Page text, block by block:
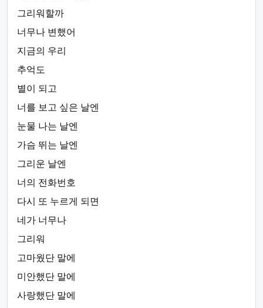
그리워할까
너무나 변했어
지금의 우리
추억도
별이 되고
너를 보고 싶은 날엔
눈물 나는 날엔
가슴 뛰는 날엔
그리운 날엔
너의 전화번호
다시 또 누르게 되면
네가 너무나
그리워
고마웠단 말에
미안했단 말에
사랑했단 말에